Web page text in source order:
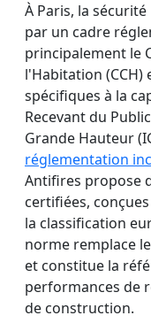
À Paris, la
par un cadre
principalement le
l'Habitation
spécifiques à la
Recevant du
Grande Hauteur
réglementation
Antifires propose
certifiées,
la classification
norme remplace
et constitue la
performances de
de construction.